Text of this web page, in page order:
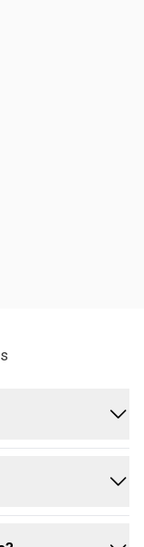
una